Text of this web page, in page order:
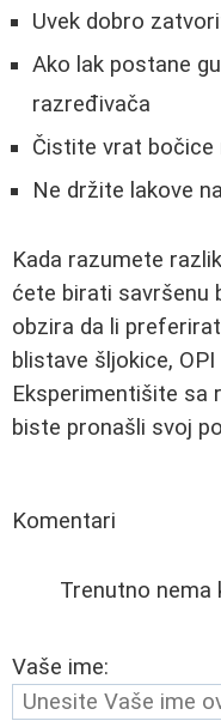
Uvek dobro
Ako lak postane
razređivača
Čistite vrat bočice
Ne držite lakove
Kada razumete
ćete birati savršenu
obzira da li
blistave šljokice,
Eksperimentišite sa
biste pronašli svoj
Komentari
Trenutno nema
Vaše ime: